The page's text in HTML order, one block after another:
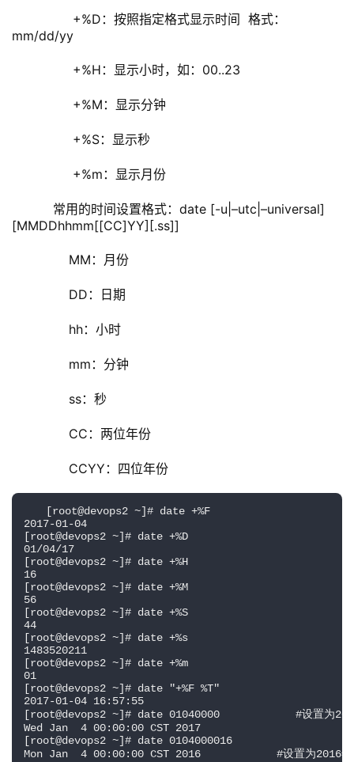
+%D：按照指定格式显示时间  格式：
mm/dd/yy
+%H：显示小时，如：00..23
+%M：显示分钟
+%S：显示秒
+%m：显示月份
常用的时间设置格式：date [-u|–utc|–universal]
[MMDDhhmm[[CC]YY][.ss]]
MM：月份
DD：日期
hh：小时
mm：分钟
ss：秒
CC：两位年份
CCYY：四位年份
[root@devops2 ~]# date +%F
2017-01-04
[root@devops2 ~]# date +%D
01/04/17
[root@devops2 ~]# date +%H
16
[root@devops2 ~]# date +%M
56
[root@devops2 ~]# date +%S
44
[root@devops2 ~]# date +%s
1483520211
[root@devops2 ~]# date +%m
01
[root@devops2 ~]# date "+%F %T"
2017-01-04 16:57:55
[root@devops2 ~]# date 01040000            #设置为
Wed Jan  4 00:00:00 CST 2017
[root@devops2 ~]# date 0104000016
Mon Jan  4 00:00:00 CST 2016            #设置为2016